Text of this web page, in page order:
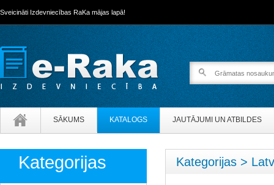
Sveicināti Izdevniecības RaKa mājas lapā!
SĀKUMS KATALOGS JAUTĀJUMI UN ATBILDES
Kategorijas Kategorijas >